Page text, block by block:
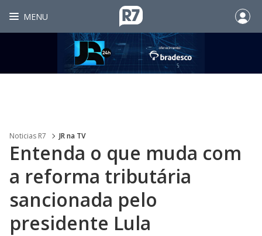
MENU
Noticias R7 JR na TV
Entenda o que muda com
a reforma tributária
sancionada pelo
presidente Lula